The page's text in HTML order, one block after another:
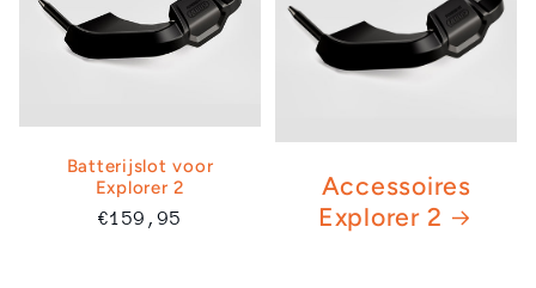
Batterijslot voor
Explorer 2
Normale
€159,95
Accessoires
Explorer 2